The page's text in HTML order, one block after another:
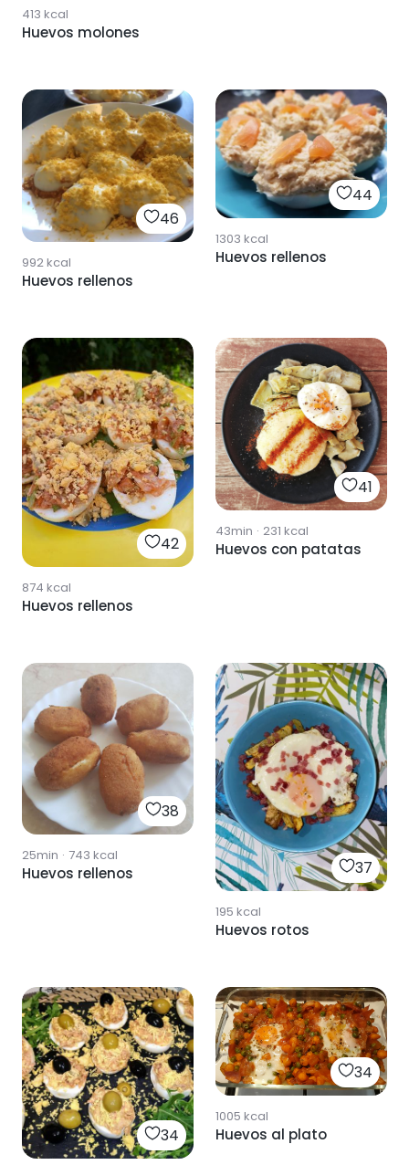
413 kcal
Huevos molones
46
992kcal
Huevos rellenos
44
1303 kcal
Huevos rellenos
42
874 kcal
Huevos rellenos
41
43min · 231 kcal
Huevos con patatas
38
25min · 743 kcal
Huevos rellenos 37
195 kcal
Huevos rotos
34
34
1005 kcal
Huevos al plato